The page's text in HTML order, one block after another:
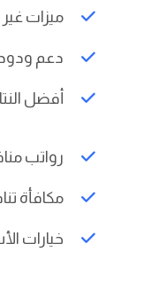
ميزات
دعم
أفضل
رواتب
مكافأة
خيارات